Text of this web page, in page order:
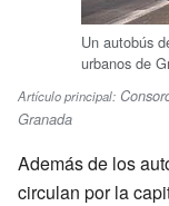
Un autobús
urbanos de
Artículo principal:
Granada
Además de los
circulan por la